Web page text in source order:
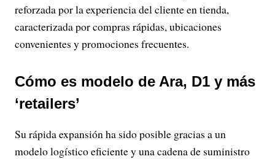
reforzada por la experiencia del cliente en tienda,
caracterizada por compras rápidas, ubicaciones
convenientes y promociones frecuentes.
Cómo es modelo de Ara, D1 y más
‘retailers’
Su rápida expansión ha sido posible gracias a un
modelo logístico eficiente y una cadena de suministro